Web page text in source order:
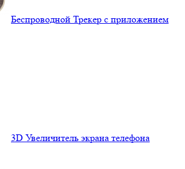
Беспроводной Трекер с приложением
3D Увеличитель экрана телефона